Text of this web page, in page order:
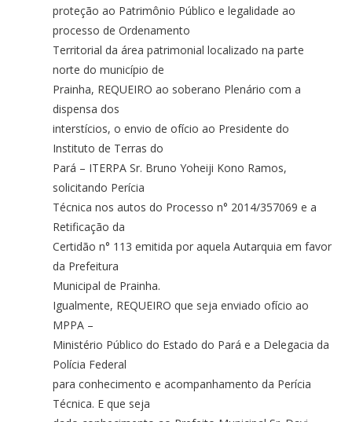
proteção ao Patrimônio Público e legalidade ao
processo de Ordenamento
Territorial da área patrimonial localizado na parte
norte do município de
Prainha, REQUEIRO ao soberano Plenário com a
dispensa dos
interstícios, o envio de ofício ao Presidente do
Instituto de Terras do
Pará – ITERPA Sr. Bruno Yoheiji Kono Ramos,
solicitando Perícia
Técnica nos autos do Processo n° 2014/357069 e a
Retificação da
Certidão n° 113 emitida por aquela Autarquia em favor
da Prefeitura
Municipal de Prainha.
Igualmente, REQUEIRO que seja enviado ofício ao
MPPA –
Ministério Público do Estado do Pará e a Delegacia da
Polícia Federal
para conhecimento e acompanhamento da Perícia
Técnica. E que seja